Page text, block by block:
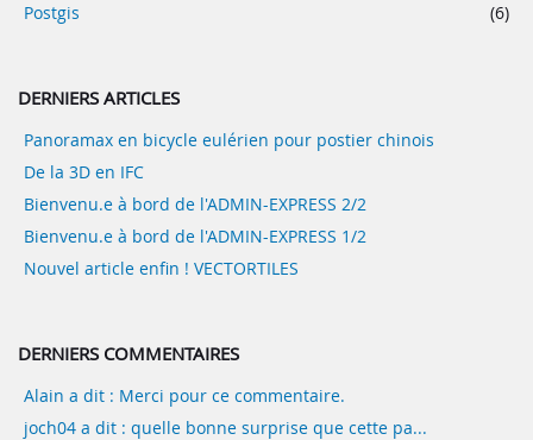
Postgis
(6)
DERNIERS ARTICLES
Panoramax en bicycle eulérien pour postier chinois
De la 3D en IFC
Bienvenu.e à bord de l'ADMIN-EXPRESS 2/2
Bienvenu.e à bord de l'ADMIN-EXPRESS 1/2
Nouvel article enfin ! VECTORTILES
DERNIERS COMMENTAIRES
Alain a dit : Merci pour ce commentaire.
joch04 a dit : quelle bonne surprise que cette pa...